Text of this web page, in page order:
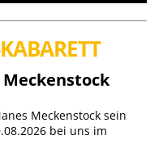
Meckenstock sein
bei uns im